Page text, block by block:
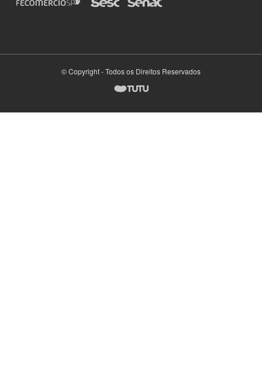
© Copyright - Todos os Direitos Reservados